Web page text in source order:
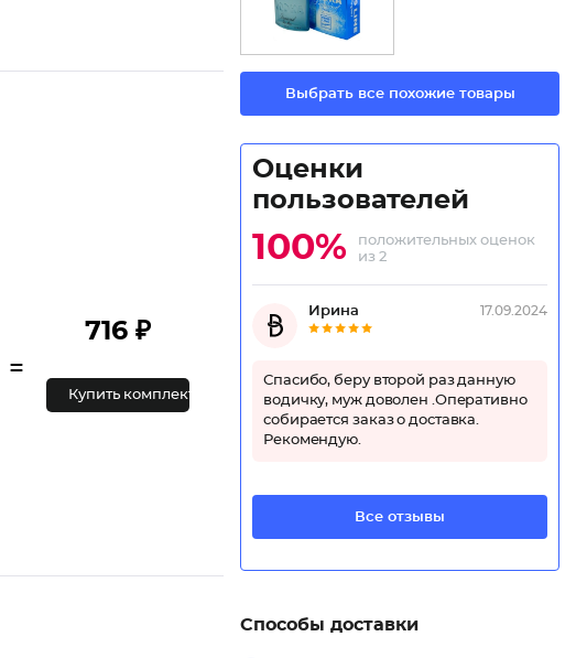
=
716 ₽
Купить комплект
Выбрать все похожие товары
Оценки
пользователей
100%
положительных оценок
из 2
Ирина 17.09.2024
Спасибо, беру второй раз данную
водичку, муж доволен .Оперативно
собирается заказ о доставка.
Рекомендую.
Все отзывы
Способы доставки